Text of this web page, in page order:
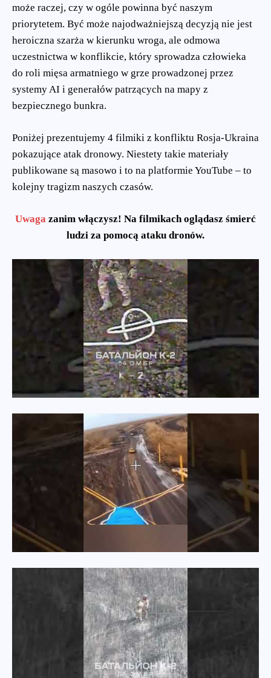
może raczej, czy w ogóle powinna być naszym
priorytetem. Być może najodważniejszą decyzją nie jest
heroiczna szarża w kierunku wroga, ale odmowa
uczestnictwa w konflikcie, który sprowadza człowieka
do roli mięsa armatniego w grze prowadzonej przez
systemy AI i generałów patrzących na mapy z
bezpiecznego bunkra.
Poniżej prezentujemy 4 filmiki z konfliktu Rosja-Ukraina
pokazujące atak dronowy. Niestety takie materiały
publikowane są masowo i to na platformie YouTube – to
kolejny tragizm naszych czasów.
Uwaga zanim włączysz! Na filmikach oglądasz śmierć
ludzi za pomocą ataku dronów.